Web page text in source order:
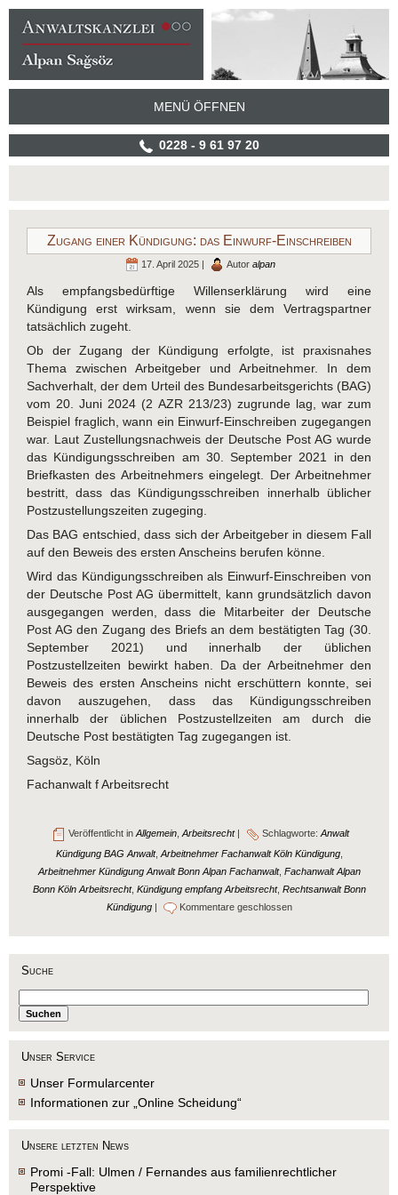
MENÜ ÖFFNEN
0228 - 9 61 97 20
Suche
Unser Service
Unser Formularcenter
Informationen zur „Online Scheidung“
Unsere letzten News
Promi -Fall: Ulmen / Fernandes aus familienrechtlicher
Perspektive
Zugang einer Kündigung: das Einwurf-Einschreiben
17. April 2025 | Autor alpan
Als empfangsbedürftige Willenserklärung wird eine
Kündigung erst wirksam, wenn sie dem Vertragspartner
tatsächlich zugeht.
Ob der Zugang der Kündigung erfolgte, ist praxisnahes
Thema zwischen Arbeitgeber und Arbeitnehmer. In dem
Sachverhalt, der dem Urteil des Bundesarbeitsgerichts (BAG)
vom 20. Juni 2024 (2 AZR 213/23) zugrunde lag, war zum
Beispiel fraglich, wann ein Einwurf-Einschreiben zugegangen
war. Laut Zustellungsnachweis der Deutsche Post AG wurde
das Kündigungsschreiben am 30. September 2021 in den
Briefkasten des Arbeitnehmers eingelegt. Der Arbeitnehmer
bestritt, dass das Kündigungsschreiben innerhalb üblicher
Postzustellungszeiten zugeging.
Das BAG entschied, dass sich der Arbeitgeber in diesem Fall
auf den Beweis des ersten Anscheins berufen könne.
Wird das Kündigungsschreiben als Einwurf-Einschreiben von
der Deutsche Post AG übermittelt, kann grundsätzlich davon
ausgegangen werden, dass die Mitarbeiter der Deutsche
Post AG den Zugang des Briefs an dem bestätigten Tag (30.
September 2021) und innerhalb der üblichen
Postzustellzeiten bewirkt haben. Da der Arbeitnehmer den
Beweis des ersten Anscheins nicht erschüttern konnte, sei
davon auszugehen, dass das Kündigungsschreiben
innerhalb der üblichen Postzustellzeiten am durch die
Deutsche Post bestätigten Tag zugegangen ist.
Sagsöz, Köln
Fachanwalt f Arbeitsrecht
Veröffentlicht inAllgemein,Arbeitsrecht| Schlagworte:Anwalt
Kündigung BAG Anwalt, Arbeitnehmer Fachanwalt Köln Kündigung,
Arbeitnehmer Kündigung Anwalt Bonn Alpan Fachanwalt, Fachanwalt Alpan
Bonn Köln Arbeitsrecht, Kündigung empfang Arbeitsrecht, Rechtsanwalt Bonn
Kündigung| Kommentare geschlossen